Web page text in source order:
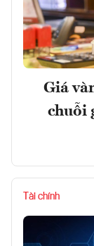
Giá
chuỗi
Tài chính